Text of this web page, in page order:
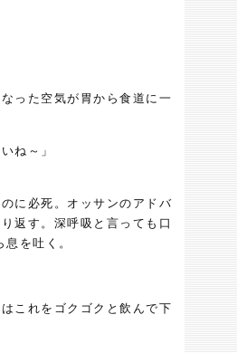
った空気が胃から食道に一
ね～」
に必死。オッサンのアドバ
返す。深呼吸と言っても口
を吐く。
これをゴクゴクと飲んで下